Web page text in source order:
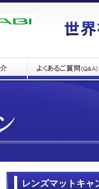
レンズマットキャ